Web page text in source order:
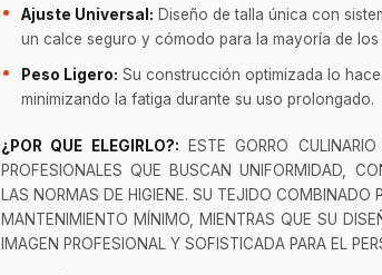
Ajuste Universal: Diseño de talla única con
un calce seguro y cómodo para la mayoría de los
Peso Ligero: Su construcción optimizada lo hace
minimizando la fatiga durante su uso prolongado.
¿POR QUE ELEGIRLO?: ESTE GORRO
PROFESIONALES QUE BUSCAN UNIFORMIDAD,
LAS NORMAS DE HIGIENE. SU TEJIDO COMBINADO
MANTENIMIENTO MÍNIMO, MIENTRAS QUE SU
IMAGEN PROFESIONAL Y SOFISTICADA PARA EL